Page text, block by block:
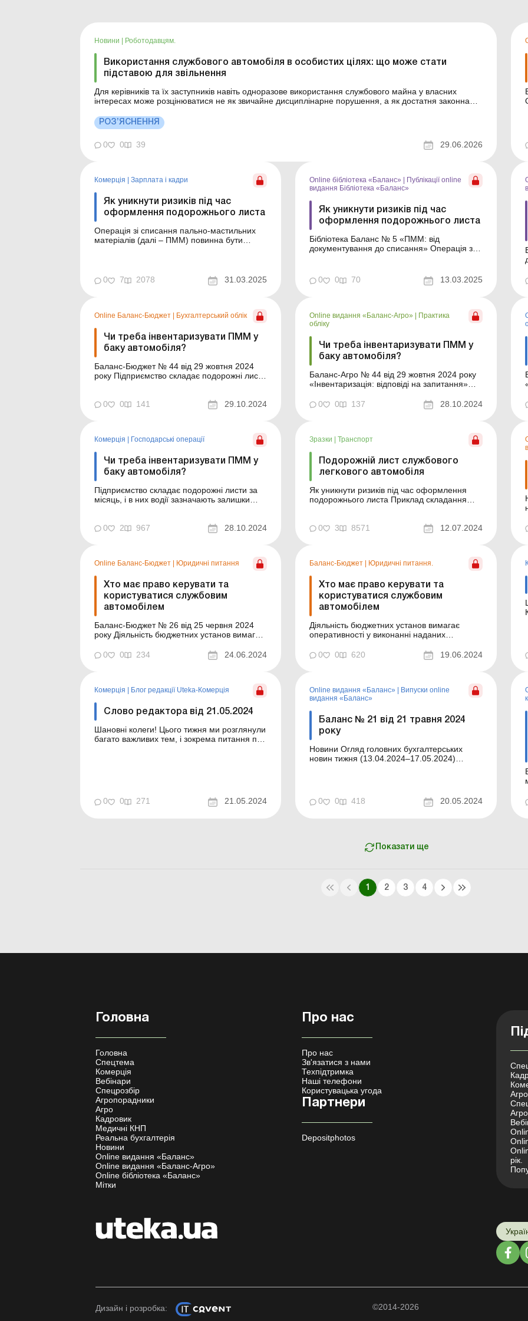
Новини Роботодавцям.
Використання службового автомобіля в особистих цілях: що може стати
підставою для звільнення
Для керівників та їх заступників навіть одноразове використання службового майна у власних
інтересах може розцінюватися не як звичайне дисциплінарне порушення, а як достатня законна
Використання службових авто в &laq...
РОЗ’ЯСНЕННЯ
0 0 39 29.06.2026
Комерція Зарплата і кадри
Як уникнути ризиків під час
оформлення подорожнього листа
Операція зі списання пально-мастильних
матеріалів (далі – ПММ) повинна бути
документування все одно виникають. І
причини цього – досвід податкових
0 7 2078 31.03.2025
Online бібліотека «Баланс»
Публікації online
видання Бібліотека «Баланс»
Як уникнути ризиків під час
оформлення подорожнього листа
Бібліотека Баланс № 5 «ПММ: від
документування до списання» Операція зі
оформлена документально. І здавалося б,
що на практиці відпрацьовано вже свої
0 0 70 13.03.2025
Online Баланс-Бюджет | Бухгалтерський облік
Чи треба інвентаризувати ПММ у
баку автомобіля?
Баланс-Бюджет № 44 від 29 жовтня 2024
року Підприємство складає подорожні листи
під час повернення в гараж. Тобто відома
0 0 141 29.10.2024
Online видання «Баланс-Агро» | Практика
обліку
Чи треба інвентаризувати ПММ у
баку автомобіля?
Баланс-Агро № 44 від 29 жовтня 2024 року
«Інвентаризація: відповіді на запитання»
місяць, і в них водії зазначають залишки
ПММ на момент виїзду та в кінці поїздки –
0 0 137 28.10.2024
Комерція | Господарські операції
Чи треба інвентаризувати ПММ у
баку автомобіля?
Підприємство складає подорожні листи за
місяць, і в них водії зазначають залишки
фактична кількість залишку в баку. Чи треба
0 2 967 28.10.2024
Зразки | Транспорт
Подорожній лист службового
легкового автомобіля
Як уникнути ризиків під час оформлення
подорожнього листа Приклад складання
0
3 8571 12.07.2024
Online Баланс-Бюджет Юридичні питання
Хто має право керувати та
користуватися службовим
автомобілем
Баланс-Бюджет № 26 від 25 червня 2024
року Діяльність бюджетних установ вимагає
законодавством повноважень. Досягати
цього можливо, серед іншого, завдяки
використання, зокрема особисто окремими
посадовими особами, та вимоги д...
0 0 234 24.06.2024
Баланс-Бюджет Юридичні питання.
Хто має право керувати та
користуватися службовим
автомобілем
Діяльність бюджетних установ вимагає
оперативності у виконанні наданих
цього можливо, серед іншого, завдяки
службовому автотранспорту. Порядок його
посадовими особами, та вимоги допуску до
керування службовим автомобілем та...
0 0 620 19.06.2024
Комерція Блог редакції Uteka-Комерція
Слово редактора від 21.05.2024
Шановні колеги! Цього тижня ми розглянули
багато важливих тем, і зокрема питання про
обліку. Новий закон вже набу...
0 0 271 21.05.2024
Online видання «Баланс»
Випуски online
видання «Баланс»
Баланс № 21 від 21 травня 2024
року
Новини Огляд головних бухгалтерських
новин тижня (13.04.2024–17.05.2024)
Військовий облік на підприємстві: штрафи
збільшено! Чого чекати
0 0 418 20.05.2024
Показати ще
1 2 3 4
Головна
Головна
Спецтема
Комерція
Вебінари
Спецрозбір
Агропорадники
Агро
Кадровик
Медичні КНП
Реальна бухгалтерія
Новини
Online видання «Баланс»
Online видання «Баланс-Агро»
Online бібліотека «Баланс»
Мітки
Про нас
Про нас
Зв'язатися з нами
Техпідтримка
Наші телефони
Користувацька угода
Партнери
Depositphotos
рік.
Дизайн і розробка: ©2014-2026